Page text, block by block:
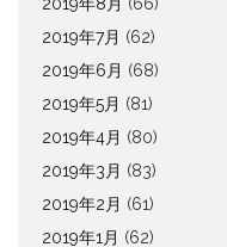
2019年8月 (66)
2019年7月 (62)
2019年6月 (68)
2019年5月 (81)
2019年4月 (80)
2019年3月 (83)
2019年2月 (61)
2019年1月 (62)